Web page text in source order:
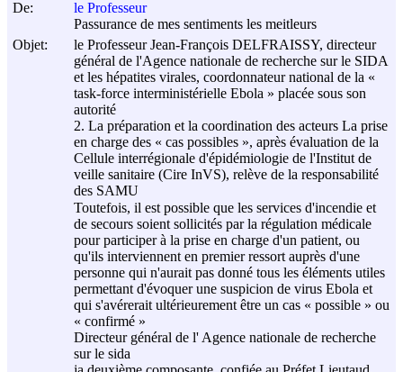
De:
le Professeur
Passurance de mes sentiments les meitleurs
Objet:
le Professeur Jean-François DELFRAISSY, directeur
général de l'Agence nationale de recherche sur le SIDA
et les hépatites virales, coordonnateur national de la «
task-force interministérielle Ebola » placée sous son
autorité
2. La préparation et la coordination des acteurs La prise
en charge des « cas possibles », après évaluation de la
Cellule interrégionale d'épidémiologie de l'Institut de
veille sanitaire (Cire InVS), relève de la responsabilité
des SAMU
Toutefois, il est possible que les services d'incendie et
de secours soient sollicités par la régulation médicale
pour participer à la prise en charge d'un patient, ou
qu'ils interviennent en premier ressort auprès d'une
personne qui n'aurait pas donné tous les éléments utiles
permettant d'évoquer une suspicion de virus Ebola et
qui s'avérerait ultérieurement être un cas « possible » ou
« confirmé »
Directeur général de l' Agence nationale de recherche
sur le sida